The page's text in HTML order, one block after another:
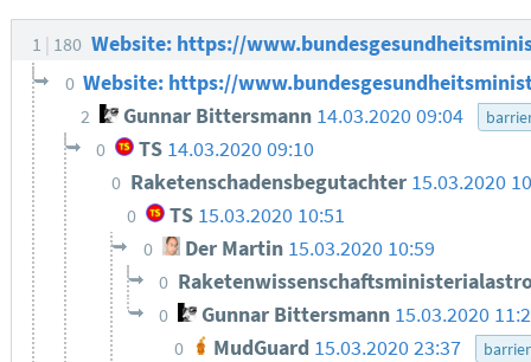
1 180 Website: https://
0 Website: https://
2 Gunnar Bittersmann 14.03.2020 09:04
0 TS 14.03.2020 09:10
0 Raketenschadensbegutachter 15.03.2020
0 TS 15.03.2020 10:51
0 Der Martin 15.03.2020 10:59
0
0 Gunnar Bittersmann 15.03.2020
0 MudGuard 15.03.2020 23:37